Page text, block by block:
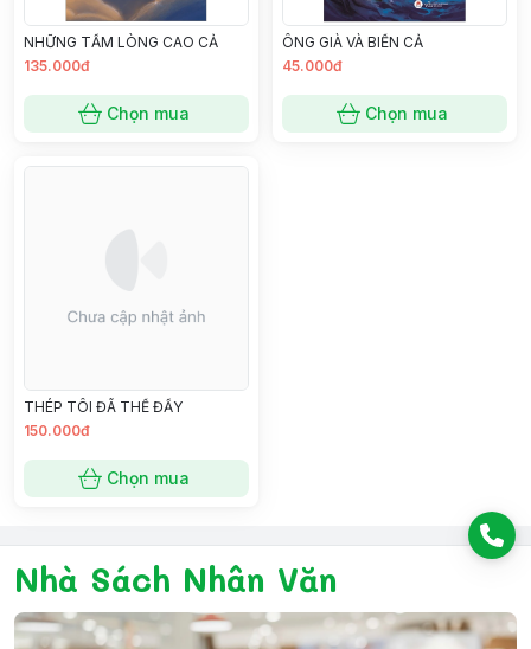
NHỮNG TẤM LÒNG CAO CẢ
135.000đ
Chọn mua
ÔNG GIÀ VÀ BIỂN CẢ
45.000đ
Chọn mua
THÉP TÔI ĐÃ THẾ ĐẤY
150.000đ
Chọn mua
Nhà Sách Nhân Văn